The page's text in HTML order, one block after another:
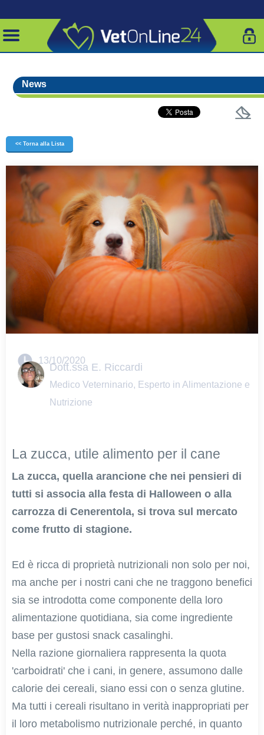
News
<< Torna alla Lista
13/10/2020
La zucca, utile alimento per il cane
Dott.ssa E. Riccardi
Medico Veterninario, Esperto in Alimentazione e
Nutrizione
La zucca, quella arancione che nei pensieri di
tutti si associa alla festa di Halloween o alla
carrozza di Cenerentola, si trova sul mercato
come frutto di stagione.
Ed è ricca di proprietà nutrizionali non solo per noi,
ma anche per i nostri cani che ne traggono benefici
sia se introdotta come componente della loro
alimentazione quotidiana, sia come ingrediente
base per gustosi snack casalinghi.
Nella razione giornaliera rappresenta la quota
'carboidrati' che i cani, in genere, assumono dalle
calorie dei cereali, siano essi con o senza glutine.
Ma tutti i cereali risultano in verità inappropriati per
il loro metabolismo nutrizionale perché, in quanto